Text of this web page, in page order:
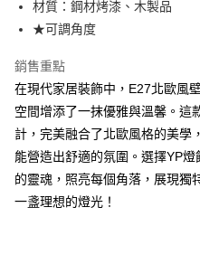
Google Pay
全盈+PAY
AFTEE先享後付
相關說明
【關於「AFTEE先享後付」】
AFTEE先享後付是「在收到商品之
便利好安心！
１．簡單：不需註冊會員、不需綁卡
２．便利：只要手機號碼，簡訊認證
材質：鋼材烤漆、木製品
★可調角度
銷售重點
在現代家居裝飾中，E27北歐風
空間增添了一抹優雅與溫馨。這
計，完美融合了北歐風格的美學
能營造出舒適的氛圍。選擇YP
的靈魂，照亮每個角落，展現獨
一盞理想的燈光！